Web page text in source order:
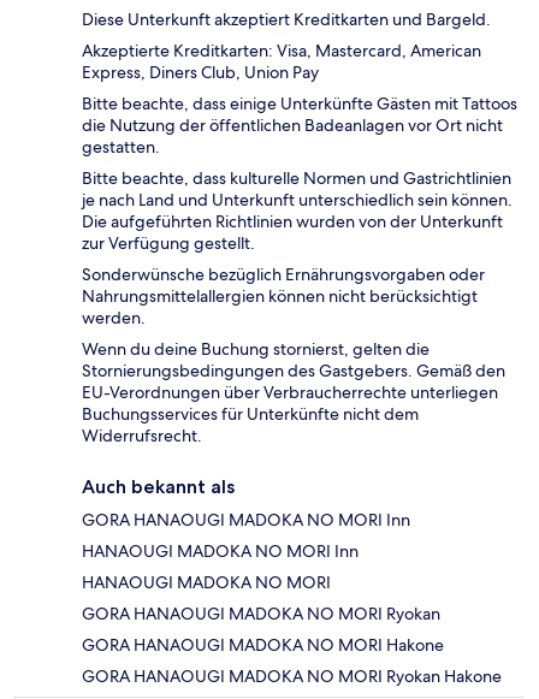
Diese Unterkunft akzeptiert Kreditkarten und Bargeld.
Akzeptierte Kreditkarten: Visa, Mastercard, American
Express, Diners Club, Union Pay
Bitte beachte, dass einige Unterkünfte Gästen mit Tattoos
die Nutzung der öffentlichen Badeanlagen vor Ort nicht
gestatten.
Bitte beachte, dass kulturelle Normen und Gastrichtlinien
je nach Land und Unterkunft unterschiedlich sein können.
Die aufgeführten Richtlinien wurden von der Unterkunft
zur Verfügung gestellt.
Sonderwünsche bezüglich Ernährungsvorgaben oder
Nahrungsmittelallergien können nicht berücksichtigt
werden.
Wenn du deine Buchung stornierst, gelten die
Stornierungsbedingungen des Gastgebers. Gemäß den
EU-Verordnungen über Verbraucherrechte unterliegen
Buchungsservices für Unterkünfte nicht dem
Widerrufsrecht.
Auch bekannt als
GORA HANAOUGI MADOKA NO MORI Inn
HANAOUGI MADOKA NO MORI Inn
HANAOUGI MADOKA NO MORI
GORA HANAOUGI MADOKA NO MORI Ryokan
GORA HANAOUGI MADOKA NO MORI Hakone
GORA HANAOUGI MADOKA NO MORI Ryokan Hakone